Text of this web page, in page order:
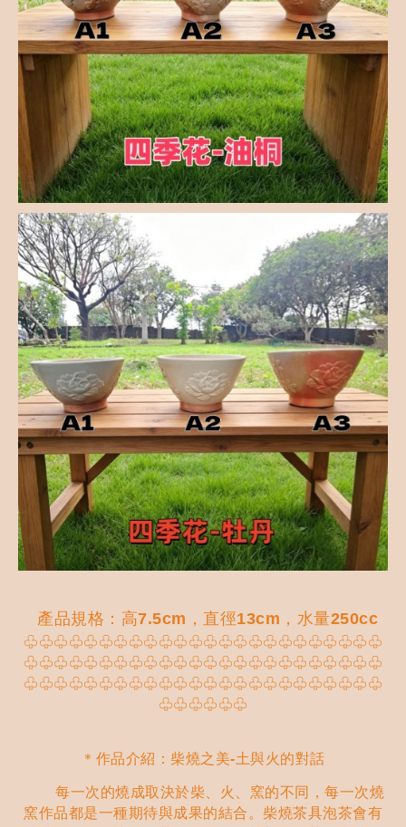
產品規格：高7.5cm，直徑13cm，水量250cc
♧♧♧♧♧♧♧♧♧♧♧♧♧♧♧♧♧♧♧♧♧♧♧♧
♧♧♧♧♧♧♧♧♧♧♧♧♧♧♧♧♧♧♧♧♧♧♧♧
♧♧♧♧♧♧♧♧♧♧♧♧♧♧♧♧♧♧♧♧♧♧♧♧
♧♧♧♧♧♧
＊作品介紹：柴燒之美-土與火的對話
每一次的燒成取決於柴、火、窯的不同，每一次燒
窯作品都是一種期待與成果的結合。柴燒茶具泡茶會有